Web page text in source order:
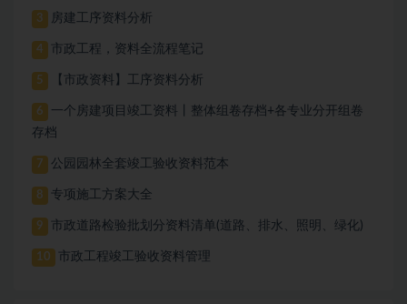
3 房建工序资料分析
4 市政工程，资料全流程笔记
5 【市政资料】工序资料分析
6
一个房建项目竣工资料丨整体组卷存档+各专业分开组卷
存档
7 公园园林全套竣工验收资料范本
8 专项施工方案大全
9 市政道路检验批划分资料清单(道路、排水、照明、绿化)
10 市政工程竣工验收资料管理